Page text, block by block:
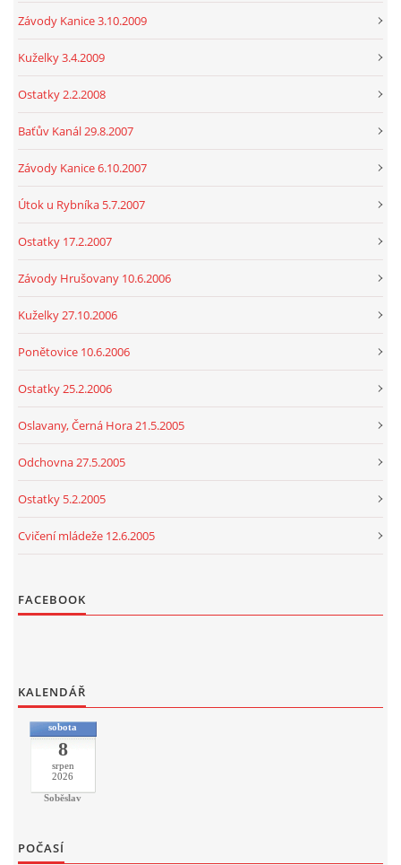
Závody Kanice 3.10.2009
Kuželky 3.4.2009
Ostatky 2.2.2008
Baťův Kanál 29.8.2007
Závody Kanice 6.10.2007
Útok u Rybníka 5.7.2007
Ostatky 17.2.2007
Závody Hrušovany 10.6.2006
Kuželky 27.10.2006
Ponětovice 10.6.2006
Ostatky 25.2.2006
Oslavany, Černá Hora 21.5.2005
Odchovna 27.5.2005
Ostatky 5.2.2005
Cvičení mládeže 12.6.2005
FACEBOOK
KALENDÁŘ
sobota
8
srpen
2026
Soběslav
POČASÍ